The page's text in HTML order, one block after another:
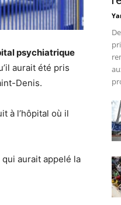
psychiatrique
aurait été pris
Denis.
à l’hôpital où il
aurait appelé la